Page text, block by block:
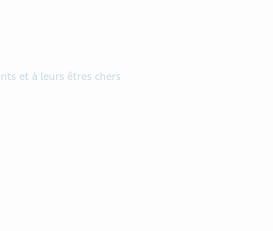
et à leurs êtres chers